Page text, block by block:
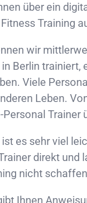
über ein
Training
wir
Berlin
Viele
Leben.
Personal
es sehr viel
direkt und
nicht
Ihnen